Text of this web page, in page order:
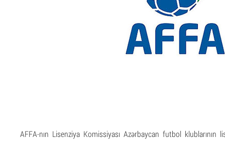
AFFA-nın Lisenziya Komissiyası Azərbaycan futbol klublarının